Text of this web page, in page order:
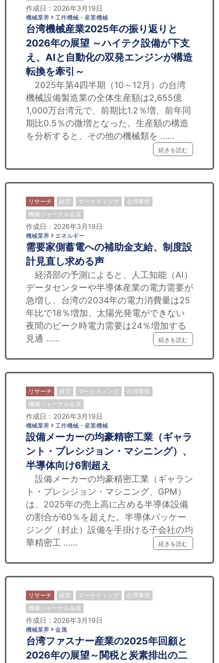
作成日：2026年3月19日
機械業界 工作機械・産業機械
台湾機械産業2025年の振り返りと
2026年の展望 ～ハイテク設備が下支
え、AIと自動化の双発エンジンが構造
転換を牽引～
2025年第4四半期（10～12月）の台湾
機械設備製造業の全体生産額は2,655億
1,000万台湾元で、前期比1.2％増、前年同
期比0.5％の微増となった。生産額の構造
を分析すると、その他の機械類を ……
続きを読む
リサーチ 経営 マーケティング
台湾事情
機械ジャーナル会員
作成日：2026年3月19日
機械業界 エネルギー
需要家側蓄電への補助金支給、制度設
計見直し求める声
経済部の予測によると、人工知能（AI）
データセンターや半導体産業の電力需要が
急増し、台湾の2034年の電力消費量は25
年比で18％増加、太陽光発電ができない
夜間のピーク時電力需要は24％増加する
見通 ……
続きを読む
リサーチ 経営 マーケティング
台湾事情
機械ジャーナル会員
作成日：2026年3月19日
機械業界 工作機械・産業機械
設備メーカーの均豪精密工業（ギャラ
ント・プレシジョン・マシニング）、
半導体向け6割超え
設備メーカーの均豪精密工業（ギャラン
ト・プレシジョン・マシニング、GPM）
は、2025年の売上高に占める半導体設備
の割合が60％を超えた。半導体パッケー
ジング（封止）設備を手掛ける子会社の均
華精密工 ……
続きを読む
リサーチ 経営 マーケティング
台湾事情
機械ジャーナル会員
作成日：2026年3月19日
機械業界 金属
台湾ファスナー産業の2025年回顧と
2026年の展望～関税と炭素排出の二